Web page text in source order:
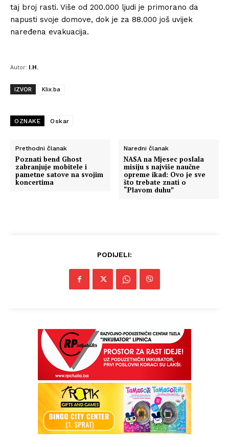
taj broj rasti. Više od 200.000 ljudi je primorano da
napusti svoje domove, dok je za 88.000 još uvijek
naređena evakuacija.
Autor: I.H.
IZVOR Klix.ba
OZNAKE Oskar
Prethodni članak
Poznati bend Ghost
zabranjuje mobitele i
pametne satove na svojim
koncertima
Naredni članak
NASA na Mjesec poslala
misiju s najviše naučne
opreme ikad: Ovo je sve
što trebate znati o
“Plavom duhu”
PODIJELI: